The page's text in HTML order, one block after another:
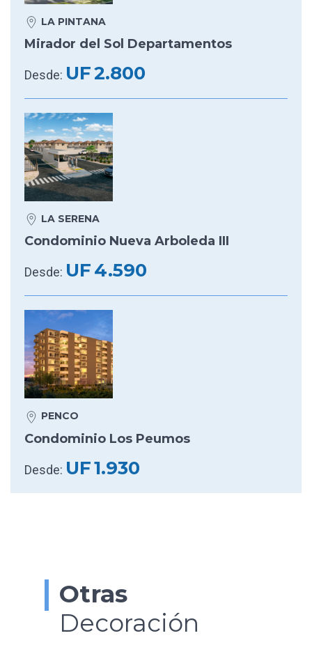
LA PINTANA
Mirador del Sol Departamentos
Desde: UF2.800
LA SERENA
Condominio Nueva Arboleda III
Desde: UF4.590
PENCO
Condominio Los Peumos
Desde: UF1.930
Otras
Decoración